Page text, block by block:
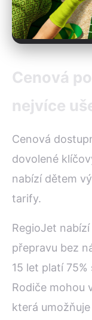
Cenová
nejvíce
Cenová
dovolené
nabízí dětem
tarify.
RegioJet
přepravu bez
15 let platí
Rodiče mohou
která